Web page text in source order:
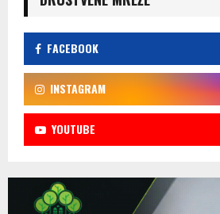
FACEBOOK
INSTAGRAM
YOUTUBE